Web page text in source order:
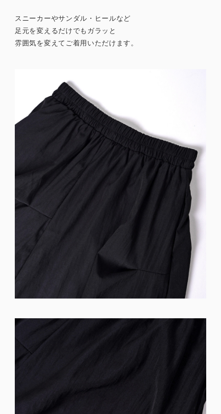
スニーカーやサンダル・ヒールなど
足元を変えるだけでもガラッと
雰囲気を変えてご着用いただけます。